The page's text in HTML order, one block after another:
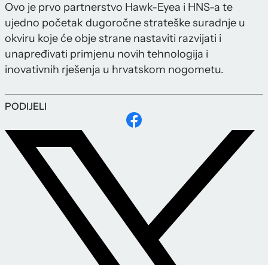
Ovo je prvo partnerstvo Hawk-Eyea i HNS-a te
ujedno početak dugoročne strateške suradnje u
okviru koje će obje strane nastaviti razvijati i
unapređivati primjenu novih tehnologija i
inovativnih rješenja u hrvatskom nogometu.
PODIJELI